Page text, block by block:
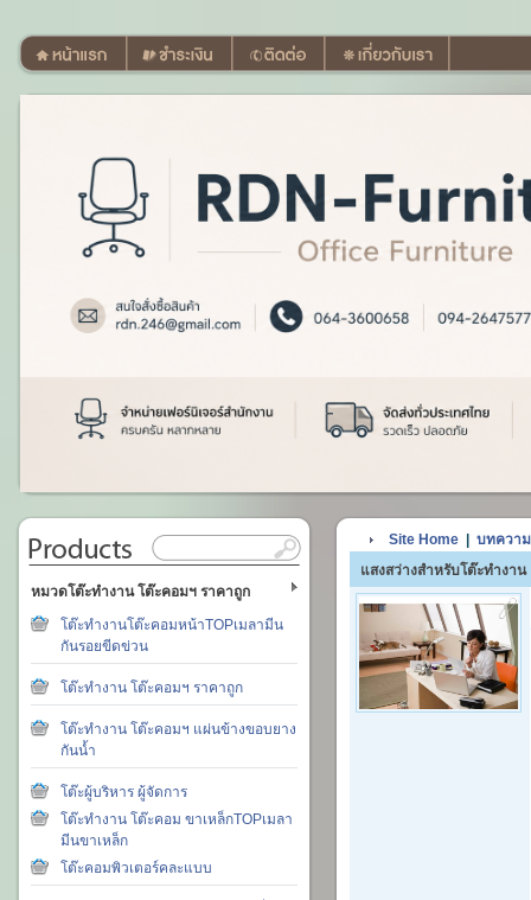
หมวดโต๊ะทำงาน โต๊ะคอมฯ ราคาถูก
โต๊ะทำงานโต๊ะคอมหน้าTOPเมลามีน
กันรอยขีดข่วน
โต๊ะทำงาน โต๊ะคอมฯ ราคาถูก
โต๊ะทำงาน โต๊ะคอมฯ แผ่นข้างขอบยาง
กันน้ำ
โต๊ะผู้บริหาร ผู้จัดการ
โต๊ะทำงาน โต๊ะคอม ขาเหล็กTOPเมลา
มีนขาเหล็ก
โต๊ะคอมพิวเตอร์คละแบบ
Site Home
บทควา
แสงสว่างสำหรับโต๊ะทำงาน